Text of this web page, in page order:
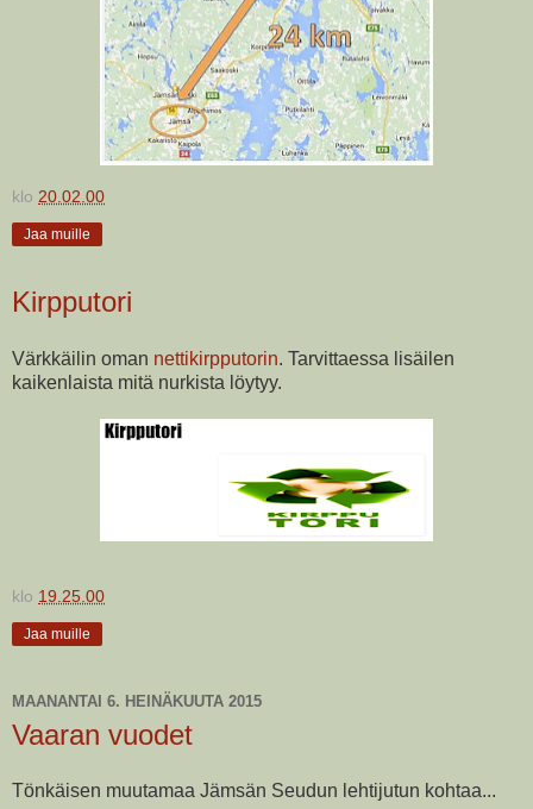
klo 20.02.00
Jaa muille
Kirpputori
Värkkäilin oman nettikirpputorin. Tarvittaessa lisäilen
kaikenlaista mitä nurkista löytyy.
klo 19.25.00
Jaa muille
MAANANTAI 6. HEINÄKUUTA 2015
Vaaran vuodet
Tönkäisen muutamaa Jämsän Seudun lehtijutun kohtaa...